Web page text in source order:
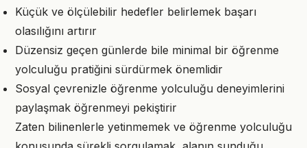
Küçük ve ölçülebilir hedefler belirlemek başarı
olasılığını artırır
Düzensiz geçen günlerde bile minimal bir öğrenme
yolculuğu pratiğini sürdürmek önemlidir
Sosyal çevrenizle öğrenme yolculuğu deneyimlerini
paylaşmak öğrenmeyi pekiştirir
Zaten bilinenlerle yetinmemek ve öğrenme yolculuğu